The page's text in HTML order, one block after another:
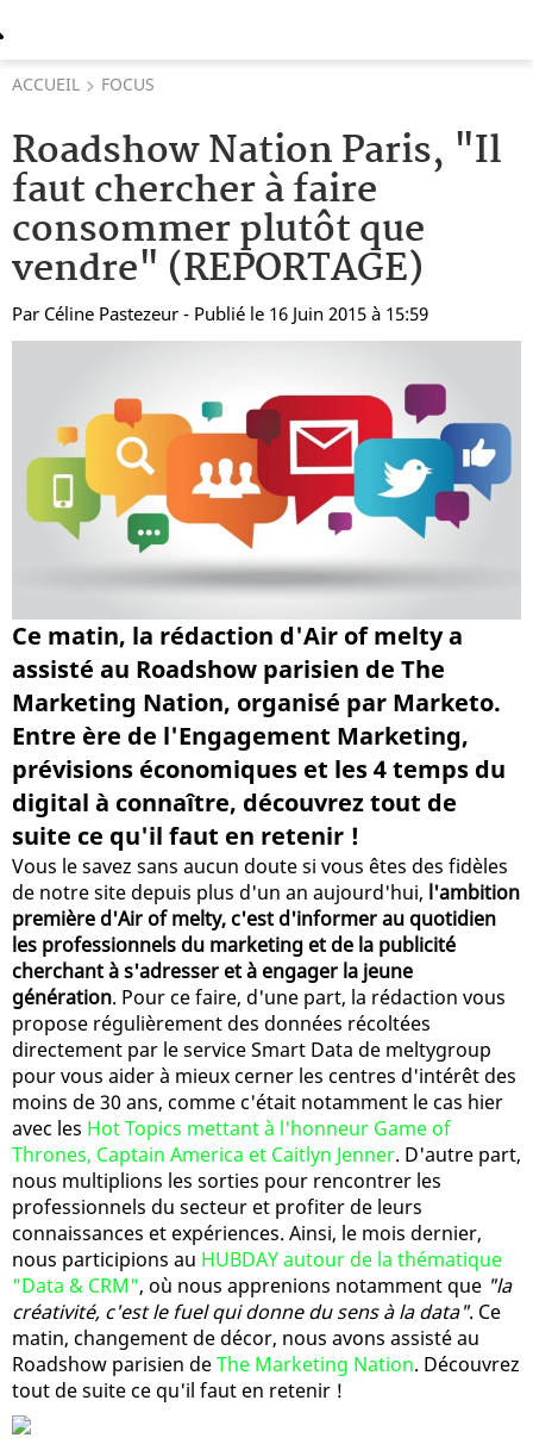
ACCUEIL FOCUS
Roadshow Nation Paris, "Il
faut chercher à faire
consommer plutôt que
vendre" (REPORTAGE)
Par Céline Pastezeur - Publié le 16 Juin 2015 à 15:59
Ce matin, la rédaction d'Air of melty a
assisté au Roadshow parisien de The
Marketing Nation, organisé par Marketo.
Entre ère de l'Engagement Marketing,
prévisions économiques et les 4 temps du
digital à connaître, découvrez tout de
suite ce qu'il faut en retenir !
Vous le savez sans aucun doute si vous êtes des fidèles
de notre site depuis plus d'un an aujourd'hui, l'ambition
première d'Air of melty, c'est d'informer au quotidien
les professionnels du marketing et de la publicité
cherchant à s'adresser et à engager la jeune
génération. Pour ce faire, d'une part, la rédaction vous
propose régulièrement des données récoltées
directement par le service Smart Data de meltygroup
pour vous aider à mieux cerner les centres d'intérêt des
moins de 30 ans, comme c'était notamment le cas hier
avec les Hot Topics mettant à l'honneur Game of
Thrones, Captain America et Caitlyn Jenner. D'autre part,
nous multiplions les sorties pour rencontrer les
professionnels du secteur et profiter de leurs
connaissances et expériences. Ainsi, le mois dernier,
nous participions au HUBDAY autour de la thématique
"Data & CRM", où nous apprenions notamment que "la
créativité, c'est le fuel qui donne du sens à la data". Ce
matin, changement de décor, nous avons assisté au
Roadshow parisien deThe Marketing Nation. Découvrez
tout de suite ce qu'il faut en retenir !